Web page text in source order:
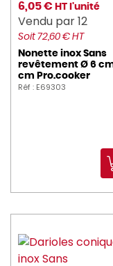
6,05 € HT l'unité
Vendu par 12
Soit 72,60 € HT
Nonette inox Sans
revêtement Ø 6
cm Pro.cooker
Réf : E69303